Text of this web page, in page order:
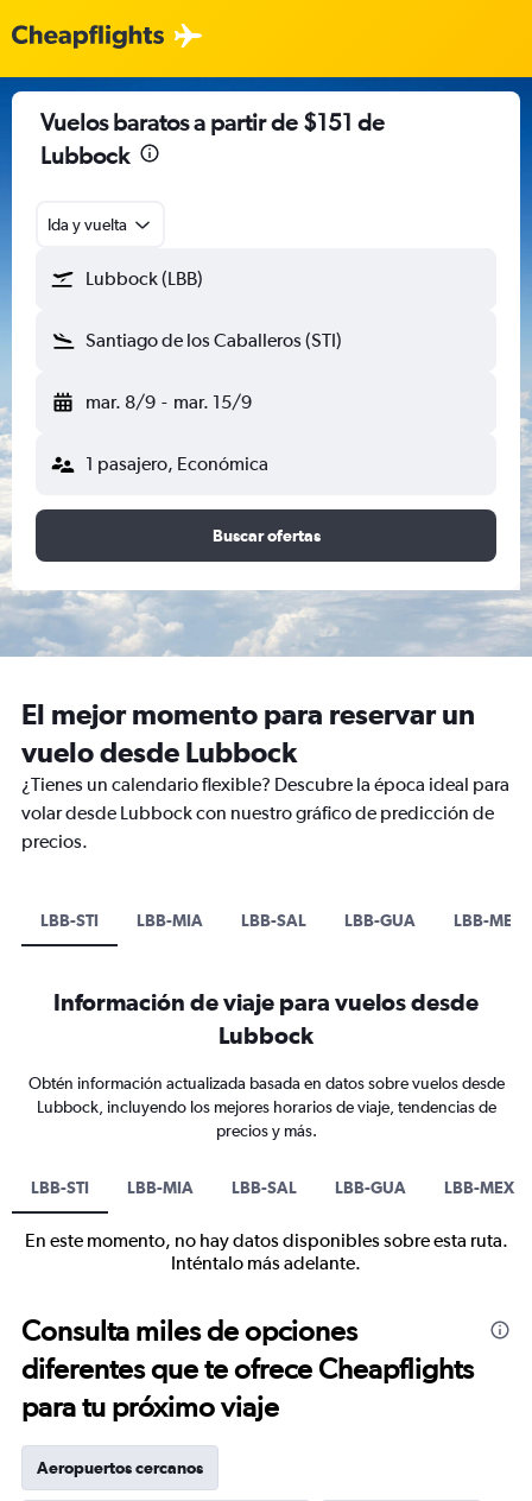
Vuelos baratos a partir de $151 de
Lubbock
Ida y vuelta
Lubbock (LBB)
Santiago de los Caballeros (STI)
mar. 8/9 - mar. 15/9
1 pasajero, Económica
Buscar ofertas
El mejor momento para reservar un
vuelo desde Lubbock
¿Tienes un calendario flexible? Descubre la época ideal para
volar desde Lubbock con nuestro gráfico de predicción de
precios.
LBB-STI LBB-MIA LBB-SAL LBB-GUA LBB-MEX
Información de viaje para vuelos desde
Lubbock
Obtén información actualizada basada en datos sobre vuelos desde
Lubbock, incluyendo los mejores horarios de viaje, tendencias de
precios y más.
LBB-STI LBB-MIA LBB-SAL LBB-GUA LBB-MEX
En este momento, no hay datos disponibles sobre esta ruta.
Inténtalo más adelante.
Consulta miles de opciones
diferentes que te ofrece Cheapflights
para tu próximo viaje
Aeropuertos cercanos